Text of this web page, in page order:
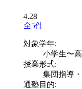
4.28
全5件
対象学年:
小学生〜
授業形式:
集団指導
通塾目的: